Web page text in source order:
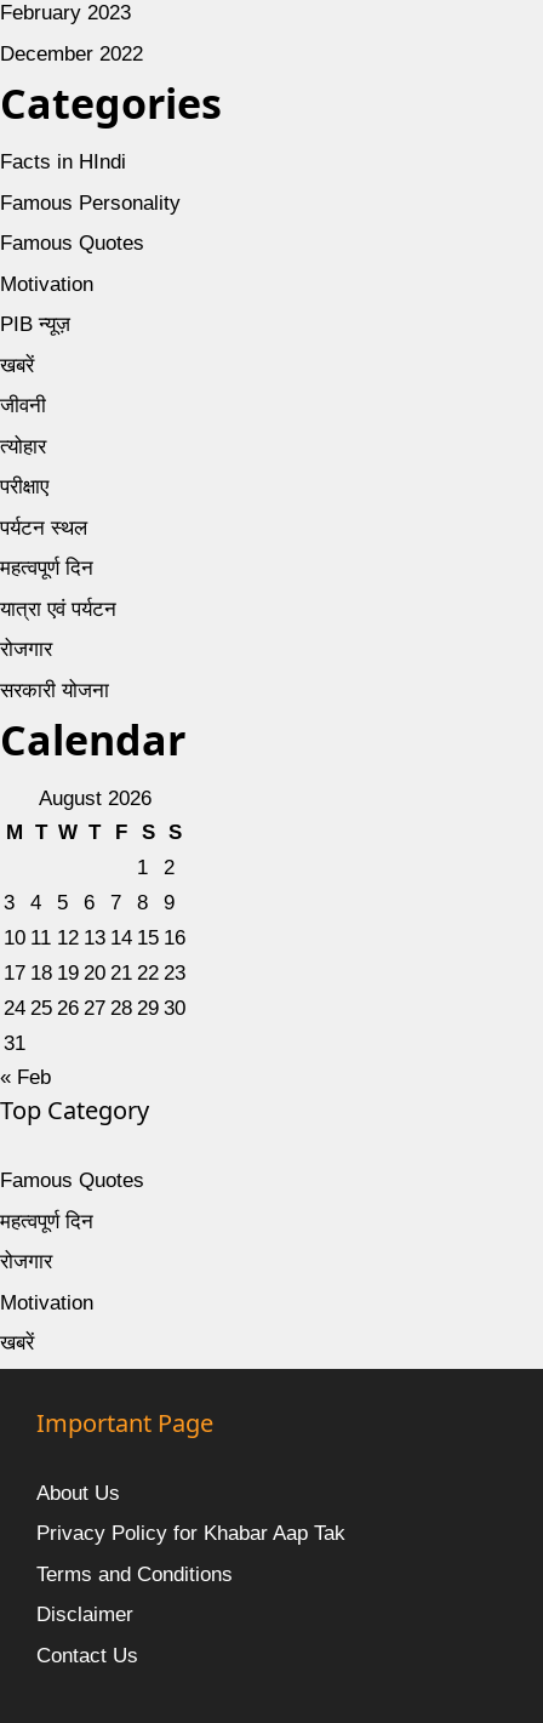
February 2023
December 2022
Categories
Facts in HIndi
Famous Personality
Famous Quotes
Motivation
PIB न्यूज़
खबरें
जीवनी
त्योहार
परीक्षाए
पर्यटन स्थल
महत्वपूर्ण दिन
यात्रा एवं पर्यटन
रोजगार
सरकारी योजना
Calendar
August 2026
M
T W T F S
S
1
2
3
4 5 6 7 8
9
10 11 12 13 14 15 16
17 18 19 20 21 22 23
24 25 26 27 28 29 30
31
« Feb
Top Category
Famous Quotes
महत्वपूर्ण दिन
रोजगार
Motivation
खबरें
Important Page
About Us
Privacy Policy for Khabar Aap Tak
Terms and Conditions
Disclaimer
Contact Us